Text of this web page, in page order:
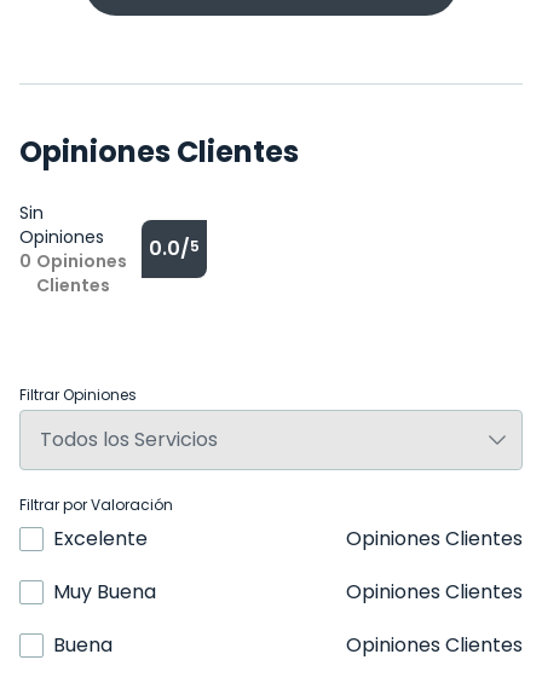
Opiniones Clientes
Sin
Opiniones
0 Opiniones
Clientes
0.0/5
Filtrar Opiniones
Filtrar por Valoración
Excelente
Opiniones Clientes
Muy Buena
Opiniones Clientes
Buena
Opiniones Clientes